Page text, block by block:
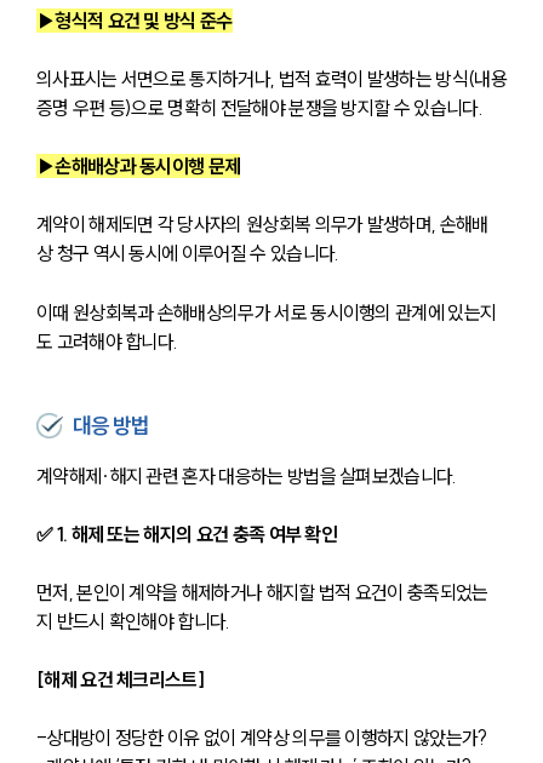
▶형식적 요건 및 방식 준수
의사표시는 서면으로 통지하거나, 법적 효력이 발생하는 방식(내용
증명 우편 등)으로 명확히 전달해야 분쟁을 방지할 수 있습니다.
▶손해배상과 동시이행 문제
계약이 해제되면 각 당사자의 원상회복 의무가 발생하며, 손해배
상 청구 역시 동시에 이루어질 수 있습니다.
이때 원상회복과 손해배상의무가 서로 동시이행의 관계에 있는지
도 고려해야 합니다.
대응 방법
계약해제∙해지 관련 혼자 대응하는 방법을 살펴보겠습니다.
✅ 1. 해제 또는 해지의 요건 충족 여부 확인
먼저, 본인이 계약을 해제하거나 해지할 법적 요건이 충족되었는
지 반드시 확인해야 합니다.
[해제 요건 체크리스트]
-상대방이 정당한 이유 없이 계약상 의무를 이행하지 않았는가?